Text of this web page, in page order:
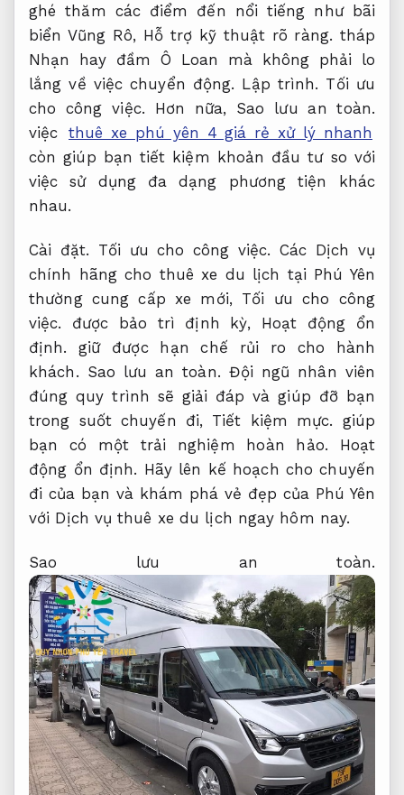
ghé thăm các điểm đến nổi tiếng như bãi
biển Vũng Rô, Hỗ trợ kỹ thuật rõ ràng. tháp
Nhạn hay đầm Ô Loan mà không phải lo
lắng về việc chuyển động. Lập trình. Tối ưu
cho công việc. Hơn nữa, Sao lưu an toàn.
việc thuê xe phú yên 4 giá rẻ xử lý nhanh
còn giúp bạn tiết kiệm khoản đầu tư so với
việc sử dụng đa dạng phương tiện khác
nhau.
Cài đặt. Tối ưu cho công việc. Các Dịch vụ
chính hãng cho thuê xe du lịch tại Phú Yên
thường cung cấp xe mới, Tối ưu cho công
việc. được bảo trì định kỳ, Hoạt động ổn
định. giữ được hạn chế rủi ro cho hành
khách. Sao lưu an toàn. Đội ngũ nhân viên
đúng quy trình sẽ giải đáp và giúp đỡ bạn
trong suốt chuyến đi, Tiết kiệm mực. giúp
bạn có một trải nghiệm hoàn hảo. Hoạt
động ổn định. Hãy lên kế hoạch cho chuyến
đi của bạn và khám phá vẻ đẹp của Phú Yên
với Dịch vụ thuê xe du lịch ngay hôm nay.
Sao lưu an toàn.